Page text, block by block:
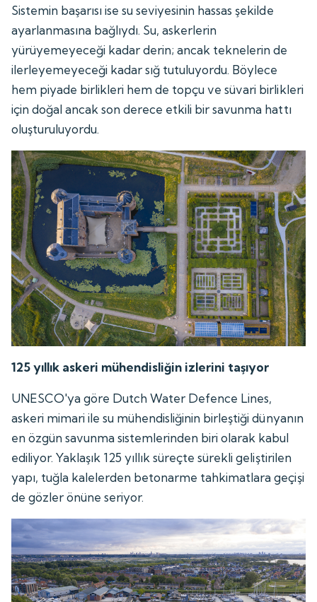
Sistemin başarısı ise su seviyesinin hassas şekilde
ayarlanmasına bağlıydı. Su, askerlerin
yürüyemeyeceği kadar derin; ancak teknelerin de
ilerleyemeyeceği kadar sığ tutuluyordu. Böylece
hem piyade birlikleri hem de topçu ve süvari birlikleri
için doğal ancak son derece etkili bir savunma hattı
oluşturuluyordu.
125 yıllık askeri mühendisliğin izlerini taşıyor
UNESCO'ya göre Dutch Water Defence Lines,
askeri mimari ile su mühendisliğinin birleştiği dünyanın
en özgün savunma sistemlerinden biri olarak kabul
ediliyor. Yaklaşık 125 yıllık süreçte sürekli geliştirilen
yapı, tuğla kalelerden betonarme tahkimatlara geçişi
de gözler önüne seriyor.